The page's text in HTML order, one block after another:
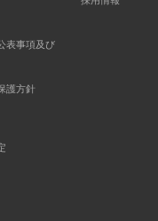
表事項及び
護方針